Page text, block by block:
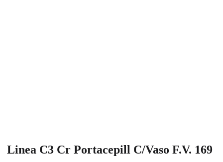
Linea C3 Cr Portacepill C/Vaso F.V. 169